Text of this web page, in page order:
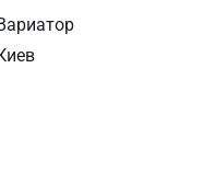
салону, гумові та